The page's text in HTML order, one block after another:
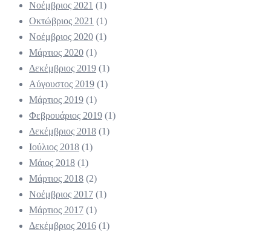
Νοέμβριος 2021 (1)
Οκτώβριος 2021 (1)
Νοέμβριος 2020 (1)
Μάρτιος 2020 (1)
Δεκέμβριος 2019 (1)
Αύγουστος 2019 (1)
Μάρτιος 2019 (1)
Φεβρουάριος 2019 (1)
Δεκέμβριος 2018 (1)
Ιούλιος 2018 (1)
Μάιος 2018 (1)
Μάρτιος 2018 (2)
Νοέμβριος 2017 (1)
Μάρτιος 2017 (1)
Δεκέμβριος 2016 (1)